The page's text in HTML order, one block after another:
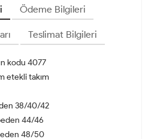
Ödeme Bilgileri
Teslimat Bilgileri
kodu 4077
etekli takım
38/40/42
44/46
48/50